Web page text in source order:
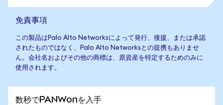
免責事項
この製品はPalo Alto Networksによって発行、後援、または承認
されたものではなく、Palo Alto Networksとの提携もありませ
ん。会社名およびその他の商標は、原資産を特定するためのみに
使用されます。
数秒でPANWonを入手